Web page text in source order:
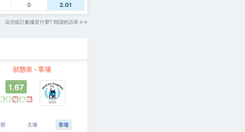
0 2.01
這些統計數據是什麼? 閱讀術語表
狀態表 - 客場
1.67
贏 贏 輸 贏 輸
主場 客場